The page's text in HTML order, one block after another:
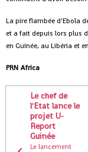
La pire flambée d'Ebola
et a fait depuis lors plus
en Guinée, au Libéria et
PRN Africa
Le chef de
l'Etat lance le
projet U-
Report
Guinée
Le lancement